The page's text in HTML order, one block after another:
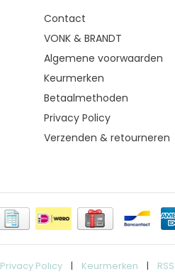
Contact
VONK & BRANDT
Algemene voorwaarden
Keurmerken
Betaalmethoden
Privacy Policy
Verzenden & retourneren
Privacy Policy | Keurmerken |